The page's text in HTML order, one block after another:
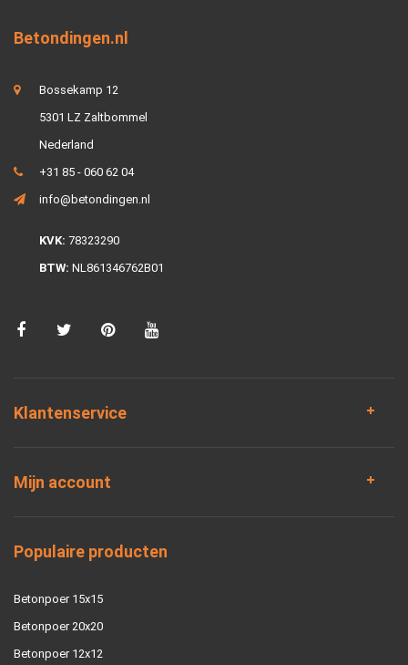
Betondingen.nl
Bossekamp 12
5301 LZ Zaltbommel
Nederland
+31 85 - 060 62 04
info@betondingen.nl
KVK: 78323290
BTW: NL861346762B01
Klantenservice
Mijn account
Populaire producten
Betonpoer 15x15
Betonpoer 20x20
Betonpoer 12x12